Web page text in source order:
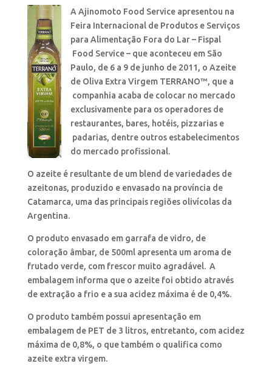
A Ajinomoto Food Service apresentou na
Feira Internacional de Produtos e Serviços
para Alimentação Fora do Lar – Fispal
Food Service – que aconteceu em São
Paulo, de 6 a 9 de junho de 2011, o Azeite
de Oliva Extra Virgem TERRANO™, que a
companhia acaba de colocar no mercado
exclusivamente para os operadores de
restaurantes, bares, hotéis, pizzarias e
padarias, dentre outros estabelecimentos
do mercado profissional.
O azeite é resultante de um blend de variedades de
azeitonas, produzido e envasado na província de
Catamarca, uma das principais regiões olivícolas da
Argentina.
O produto envasado em garrafa de vidro, de
coloração âmbar, de 500ml apresenta um aroma de
frutado verde, com frescor muito agradável. A
embalagem informa que o azeite foi obtido através
de extração a frio e a sua acidez máxima é de 0,4%.
O produto também possui apresentação em
embalagem de PET de 3 litros, entretanto, com acidez
máxima de 0,8%, o que também o qualifica como
azeite extra virgem.